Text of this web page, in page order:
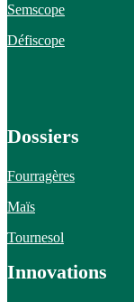
Semscope
Défiscope
Dossiers
Fourragères
Maïs
Tournesol
Innovations